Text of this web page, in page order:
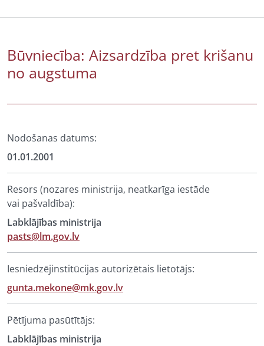
Būvniecība: Aizsardzība pret krišanu
no augstuma
Nodošanas datums:
01.01.2001
Resors (nozares ministrija, neatkarīga iestāde
vai pašvaldība):
Labklājības ministrija
pasts@lm.gov.lv
Iesniedzējinstitūcijas autorizētais lietotājs:
gunta.mekone@mk.gov.lv
Pētījuma pasūtītājs:
Labklājības ministrija